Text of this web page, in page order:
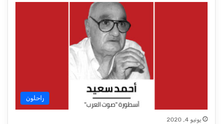
راحلون
يونيو 4, 2020